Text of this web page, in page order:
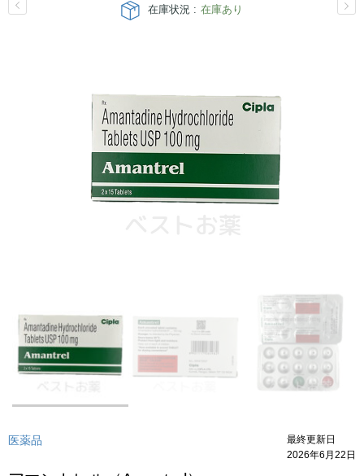
在庫状況 : 在庫あり
医薬品
最終更新日
2026年6月22日